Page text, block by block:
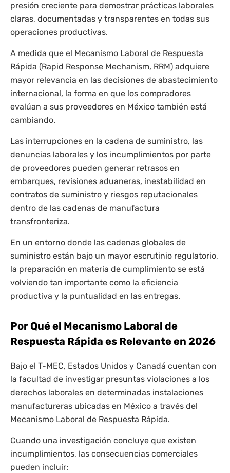
presión creciente para demostrar prácticas laborales
claras, documentadas y transparentes en todas sus
operaciones productivas.
A medida que el Mecanismo Laboral de Respuesta
Rápida (Rapid Response Mechanism, RRM) adquiere
mayor relevancia en las decisiones de abastecimiento
internacional, la forma en que los compradores
evalúan a sus proveedores en México también está
cambiando.
Las interrupciones en la cadena de suministro, las
denuncias laborales y los incumplimientos por parte
de proveedores pueden generar retrasos en
embarques, revisiones aduaneras, inestabilidad en
contratos de suministro y riesgos reputacionales
dentro de las cadenas de manufactura
transfronteriza.
En un entorno donde las cadenas globales de
suministro están bajo un mayor escrutinio regulatorio,
la preparación en materia de cumplimiento se está
volviendo tan importante como la eficiencia
productiva y la puntualidad en las entregas.
Por Qué el Mecanismo Laboral de
Respuesta Rápida es Relevante en 2026
Bajo el T-MEC, Estados Unidos y Canadá cuentan con
la facultad de investigar presuntas violaciones a los
derechos laborales en determinadas instalaciones
manufactureras ubicadas en México a través del
Mecanismo Laboral de Respuesta Rápida.
Cuando una investigación concluye que existen
incumplimientos, las consecuencias comerciales
pueden incluir: